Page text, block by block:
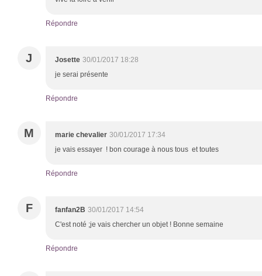
Répondre
J Josette 30/01/2017 18:28
je serai présente
Répondre
M marie chevalier 30/01/2017 17:34
je vais essayer ! bon courage à nous tous et toutes
Répondre
F fanfan2B 30/01/2017 14:54
C'est noté ;je vais chercher un objet ! Bonne semaine
Répondre